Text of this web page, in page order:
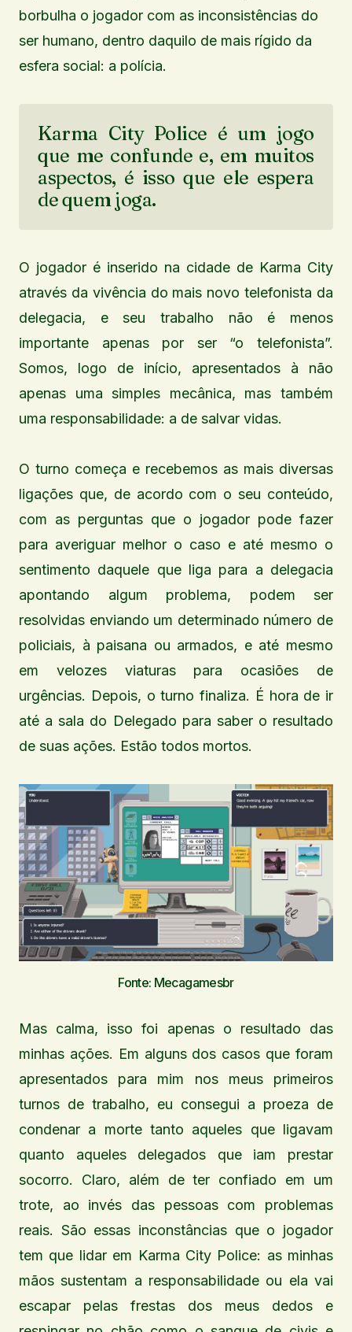
borbulha o jogador com as inconsistências do
ser humano, dentro daquilo de mais rígido da
esfera social: a polícia.
Karma City Police é um jogo
que me confunde e, em muitos
aspectos, é isso que ele espera
de quem joga.
O jogador é inserido na cidade de Karma City
através da vivência do mais novo telefonista da
delegacia, e seu trabalho não é menos
importante apenas por ser “o telefonista”.
Somos, logo de início, apresentados à não
apenas uma simples mecânica, mas também
uma responsabilidade: a de salvar vidas.
O turno começa e recebemos as mais diversas
ligações que, de acordo com o seu conteúdo,
com as perguntas que o jogador pode fazer
para averiguar melhor o caso e até mesmo o
sentimento daquele que liga para a delegacia
apontando algum problema, podem ser
resolvidas enviando um determinado número de
policiais, à paisana ou armados, e até mesmo
em velozes viaturas para ocasiões de
urgências. Depois, o turno finaliza. É hora de ir
até a sala do Delegado para saber o resultado
de suas ações. Estão todos mortos.
Fonte: Mecagamesbr
Mas calma, isso foi apenas o resultado das
minhas ações. Em alguns dos casos que foram
apresentados para mim nos meus primeiros
turnos de trabalho, eu consegui a proeza de
condenar a morte tanto aqueles que ligavam
quanto aqueles delegados que iam prestar
socorro. Claro, além de ter confiado em um
trote, ao invés das pessoas com problemas
reais. São essas inconstâncias que o jogador
tem que lidar em Karma City Police: as minhas
mãos sustentam a responsabilidade ou ela vai
escapar pelas frestas dos meus dedos e